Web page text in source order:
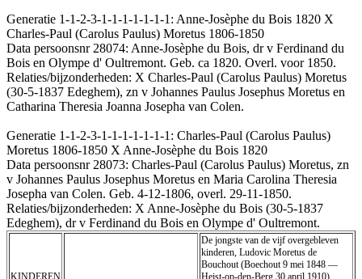
Generatie 1-1-2-3-1-1-1-1-1-1-1: Anne-Josèphe du Bois 1820 X
Charles-Paul (Carolus Paulus) Moretus 1806-1850
Data persoonsnr 28074: Anne-Josèphe du Bois, dr v Ferdinand du
Bois en Olympe d' Oultremont. Geb. ca 1820. Overl. voor 1850.
Relaties/bijzonderheden: X Charles-Paul (Carolus Paulus) Moretus
(30-5-1837 Edeghem), zn v Johannes Paulus Josephus Moretus en
Catharina Theresia Joanna Josepha van Colen.
Generatie 1-1-2-3-1-1-1-1-1-1-1: Charles-Paul (Carolus Paulus)
Moretus 1806-1850 X Anne-Josèphe du Bois 1820
Data persoonsnr 28073: Charles-Paul (Carolus Paulus) Moretus, zn
v Johannes Paulus Josephus Moretus en Maria Carolina Theresia
Josepha van Colen. Geb. 4-12-1806, overl. 29-11-1850.
Relaties/bijzonderheden: X Anne-Josèphe du Bois (30-5-1837
Edeghem), dr v Ferdinand du Bois en Olympe d' Oultremont.
KINDEREN
De jongste van de vijf overgebleven
kinderen, Ludovic Moretus de
Bouchout (Boechout 9 mei 1848 —
Heist-op-den-Berg 30 april 1910),